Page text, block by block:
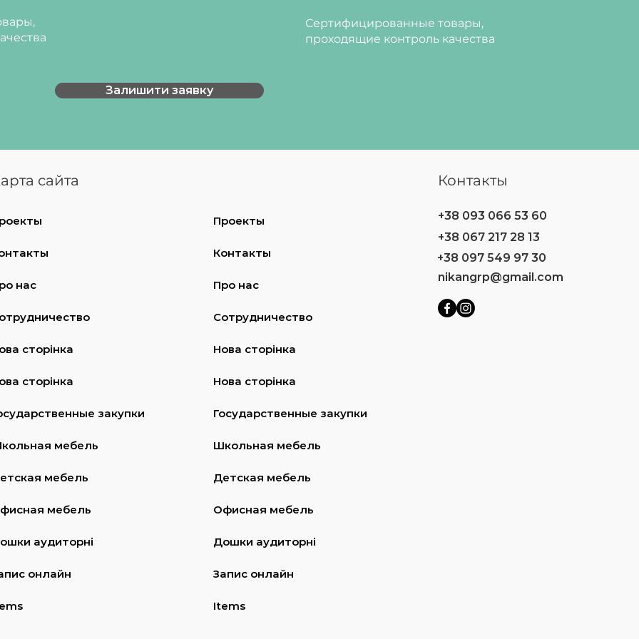
Сертифицированные товары,
проходящие контроль качества
Залишити заявку
сайта
нас
сторінка
сторінка
закупки
мебель
мебель
мебель
аудиторні
онлайн
Проекты
Контакты
Про нас
Сотрудничество
Нова сторінка
Нова сторінка
Государственные закупки
Школьная мебель
Детская мебель
Офисная мебель
Дошки аудиторні
Запис онлайн
Items
Контакты
+38 093 066 53 60
+38 067 217 28 13
nikangrp@gmail.com
+38 097 549 97 30